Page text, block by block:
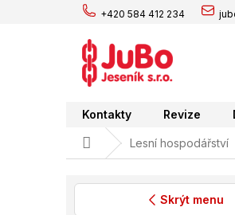
+420 584 412 234
Kontakty Revize
Domů Lesní hospodářství
Skrýt menu